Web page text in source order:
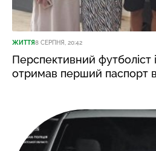
ЖИТТЯ8 СЕРПНЯ, 20:42
Перспективний футболіст
отримав перший паспорт